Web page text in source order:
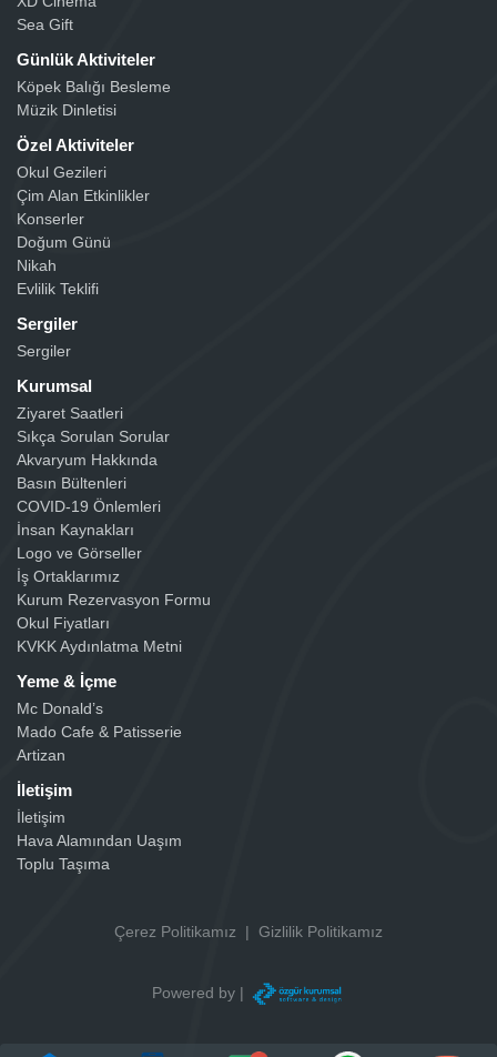
Sea Gift
Günlük Aktiviteler
Köpek Balığı Besleme
Müzik Dinletisi
Özel Aktiviteler
Okul Gezileri
Çim Alan Etkinlikler
Konserler
Doğum Günü
Nikah
Evlilik Teklifi
Sergiler
Sergiler
Kurumsal
Ziyaret Saatleri
Sıkça Sorulan Sorular
Akvaryum Hakkında
Basın Bültenleri
COVID-19 Önlemleri
İnsan Kaynakları
Logo ve Görseller
İş Ortaklarımız
Kurum Rezervasyon Formu
Okul Fiyatları
KVKK Aydınlatma Metni
Yeme & İçme
Mc Donald’s
Mado Cafe & Patisserie
Artizan
İletişim
İletişim
Hava Alamından Uaşım
Toplu Taşıma
Çerez Politikamız | Gizlilik Politikamız
Powered by |